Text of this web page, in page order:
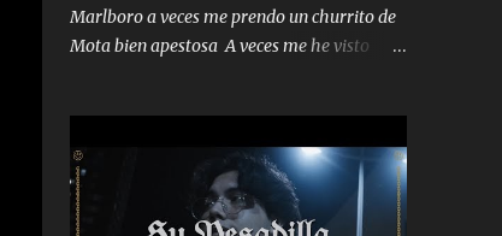
Marlboro a veces me prendo un churrito de
Mota bien apestosa A veces me he visto
me mandó yo tengo el control a todos yo les
paro el dedo soy hocicon un malcriado un
malandrón Que Les importa no saben nada